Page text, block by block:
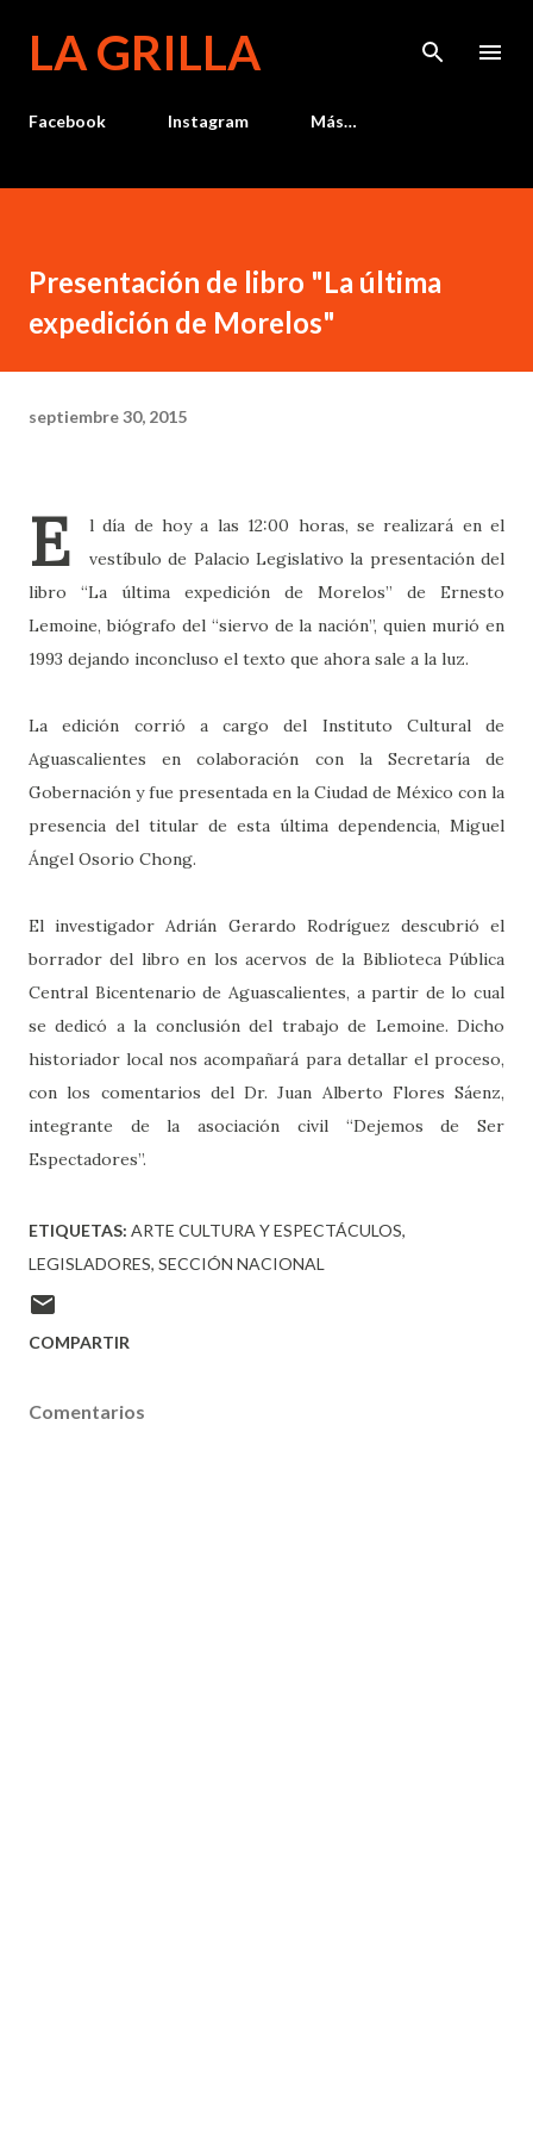
LA GRILLA
Facebook Instagram Más…
Presentación de libro "La última
expedición de Morelos"
septiembre 30, 2015
E
l día de hoy a las 12:00 horas, se realizará en el
vestíbulo de Palacio Legislativo la presentación del
libro “La última expedición de Morelos” de Ernesto
Lemoine, biógrafo del “siervo de la nación”, quien murió en
1993 dejando inconcluso el texto que ahora sale a la luz.
La edición corrió a cargo del Instituto Cultural de
Aguascalientes en colaboración con la Secretaría de
Gobernación y fue presentada en la Ciudad de México con la
presencia del titular de esta última dependencia, Miguel
Ángel Osorio Chong.
El investigador Adrián Gerardo Rodríguez descubrió el
borrador del libro en los acervos de la Biblioteca Pública
Central Bicentenario de Aguascalientes, a partir de lo cual
se dedicó a la conclusión del trabajo de Lemoine. Dicho
historiador local nos acompañará para detallar el proceso,
con los comentarios del Dr. Juan Alberto Flores Sáenz,
integrante de la asociación civil “Dejemos de Ser
Espectadores”.
ETIQUETAS: ARTE CULTURA Y ESPECTÁCULOS
LEGISLADORES SECCIÓN NACIONAL
COMPARTIR
Comentarios